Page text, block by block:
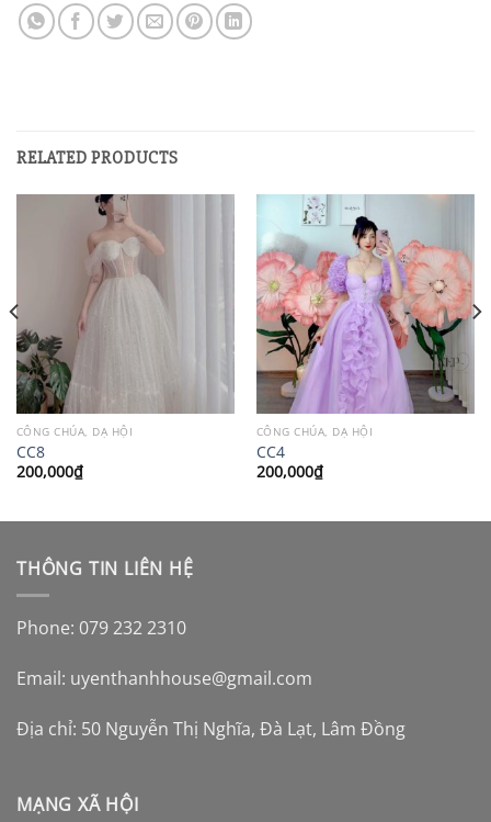
RELATED PRODUCTS
CÔNG CHÚA, DẠ HỘI
CC8
200,000₫
CÔNG CHÚA, DẠ HỘI
CC4
200,000₫
THÔNG TIN LIÊN HỆ
Phone: 079 232 2310
Email: uyenthanhhouse@gmail.com
Địa chỉ: 50 Nguyễn Thị Nghĩa, Đà Lạt, Lâm Đồng
MẠNG XÃ HỘI